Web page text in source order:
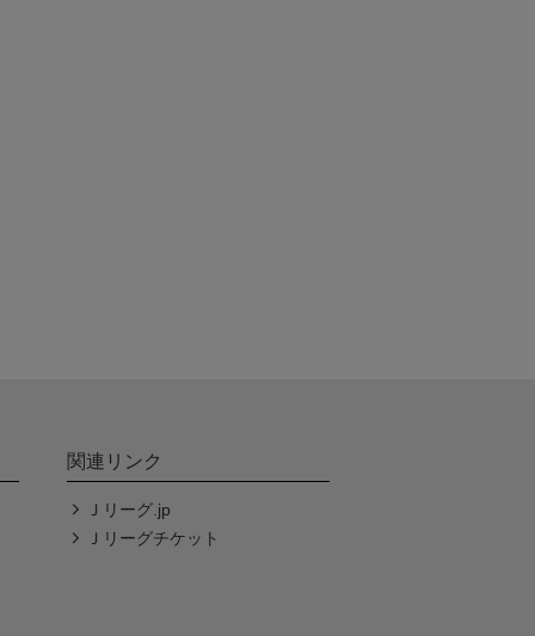
関連リンク
Ｊリーグ.jp
Ｊリーグチケット